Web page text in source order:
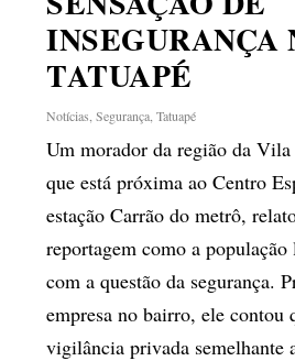
INSEGURANÇA
TATUAPÉ
Notícias ,Segurança ,Tatuapé
Um morador da região da
que está próxima ao Centro
estação Carrão do metrô,
reportagem como a
com a questão da segurança.
empresa no bairro, ele contou
vigilância privada semelhante